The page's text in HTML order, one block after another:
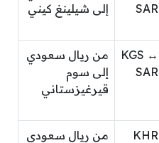
SAR
إلى شيلينغ كيني
KGS ↔
SAR
من ريال سعودي
إلى سوم
قيرغيزستاني
KHR
من ريال سعودي